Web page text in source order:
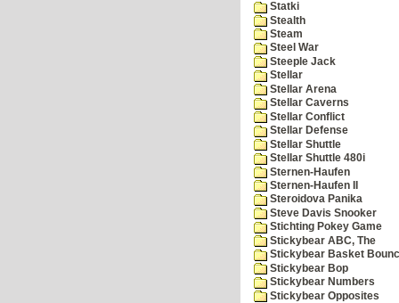
Statki
Stealth
Steam
Steel War
Steeple Jack
Stellar
Stellar Arena
Stellar Caverns
Stellar Conflict
Stellar Defense
Stellar Shuttle
Stellar Shuttle 480i
Sternen-Haufen
Sternen-Haufen II
Steroidova Panika
Steve Davis Snooker
Stichting Pokey Game
Stickybear ABC, The
Stickybear Basket
Stickybear Bop
Stickybear Numbers
Stickybear Opposites